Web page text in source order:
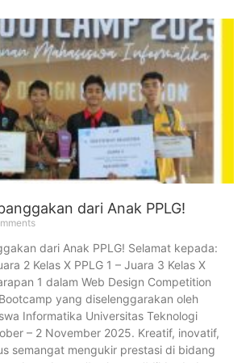
dari Anak PPLG!
dari Anak PPLG! Selamat kepada:
2 Kelas X PPLG 1 – Juara 3 Kelas X
1 dalam Web Design Competition
yang diselenggarakan oleh
Informatika Universitas Teknologi
– 2 November 2025. Kreatif, inovatif,
semangat mengukir prestasi di bidang